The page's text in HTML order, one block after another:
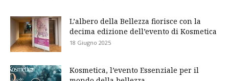
L’albero della Bellezza fiorisce con la
decima edizione dell’evento di Kosmetica
18 Giugno 2025
Kosmetica, l’evento Essenziale per il